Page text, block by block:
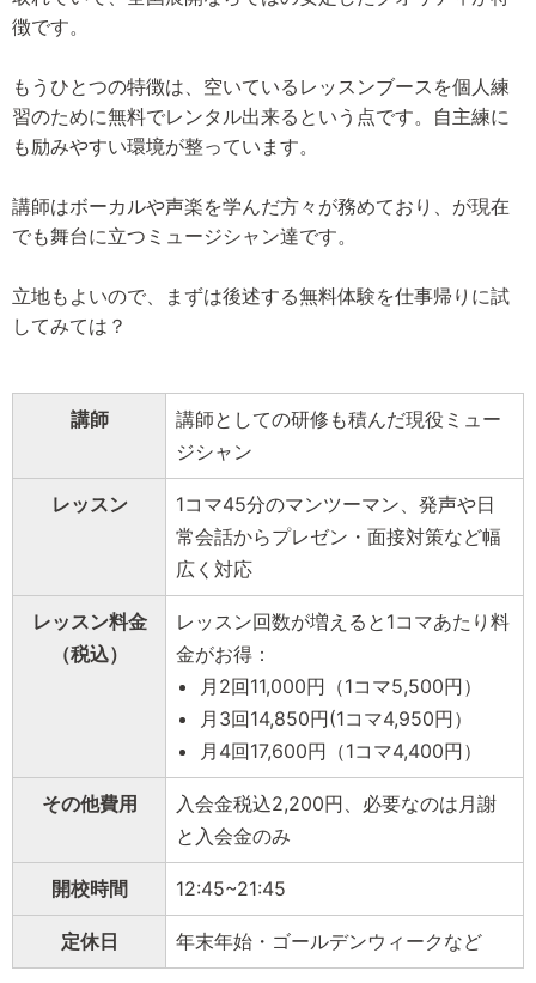
徴です。
もうひとつの特徴は、空いているレッスンブースを個人練
習のために無料でレンタル出来るという点です。自主練に
も励みやすい環境が整っています。
講師はボーカルや声楽を学んだ方々が務めており、が現在
でも舞台に立つミュージシャン達です。
立地もよいので、まずは後述する無料体験を仕事帰りに試
してみては？
講師
講師としての研修も積んだ現役ミュー
ジシャン
レッスン
1コマ45分のマンツーマン、発声や日
常会話からプレゼン・面接対策など幅
広く対応
レッスン料金
（税込）
レッスン回数が増えると1コマあたり料
金がお得：
月2回11,000円（1コマ5,500円）
月3回14,850円(1コマ4,950円）
月4回17,600円（1コマ4,400円）
その他費用
入会金税込2,200円、必要なのは月謝
と入会金のみ
開校時間 12:45~21:45
定休日 年末年始・ゴールデンウィークなど